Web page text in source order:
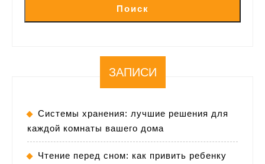
Поиск
ЗАПИСИ
Системы хранения: лучшие решения для
каждой комнаты вашего дома
Чтение перед сном: как привить ребенку